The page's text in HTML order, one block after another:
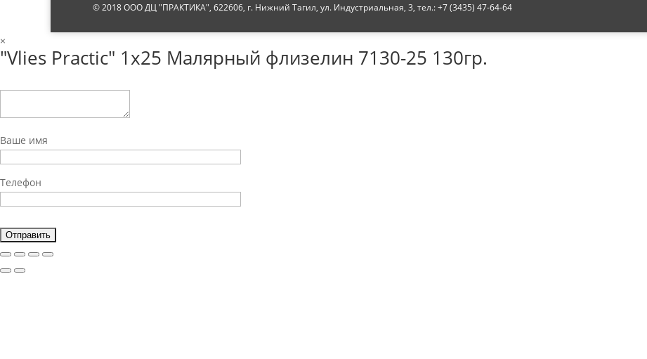
© 2018 ООО ДЦ "ПРАКТИКА", 622606, г. Нижний Тагил, ул. Индустриальная, 3, тел.: +7 (3435) 47-64-64
×
"Vlies Practic" 1х25 Малярный флизелин 7130-25 130гр.
Ваше имя
Телефон